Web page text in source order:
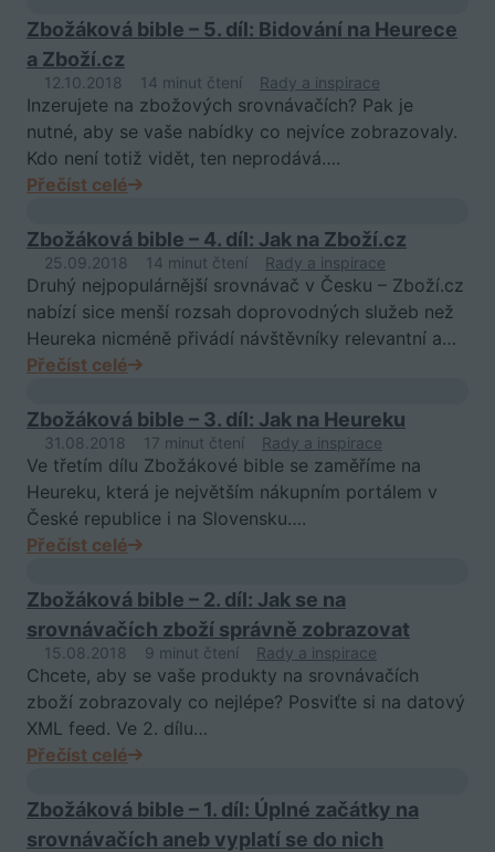
Zbožáková bible – 5. díl: Bidování na Heurece
a Zboží.cz
12.10.2018 14 minut čtení Rady a inspirace
Inzerujete na zbožových srovnávačích? Pak je
nutné, aby se vaše nabídky co nejvíce zobrazovaly.
Kdo není totiž vidět, ten neprodává….
Přečíst celé
Zbožáková bible – 4. díl: Jak na Zboží.cz
25.09.2018 14 minut čtení Rady a inspirace
Druhý nejpopulárnější srovnávač v Česku – Zboží.cz
nabízí sice menší rozsah doprovodných služeb než
Heureka nicméně přivádí návštěvníky relevantní a…
Přečíst celé
Zbožáková bible – 3. díl: Jak na Heureku
31.08.2018 17 minut čtení Rady a inspirace
Ve třetím dílu Zbožákové bible se zaměříme na
Heureku, která je největším nákupním portálem v
České republice i na Slovensku….
Přečíst celé
Zbožáková bible – 2. díl: Jak se na
srovnávačích zboží správně zobrazovat
15.08.2018 9 minut čtení Rady a inspirace
Chcete, aby se vaše produkty na srovnávačích
zboží zobrazovaly co nejlépe? Posviťte si na datový
XML feed. Ve 2. dílu…
Přečíst celé
Zbožáková bible – 1. díl: Úplné začátky na
srovnávačích aneb vyplatí se do nich